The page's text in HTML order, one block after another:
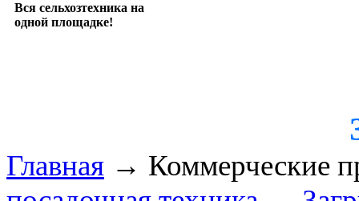
Вся сельхозтехника на
одной площадке!
Главная → Коммерческие